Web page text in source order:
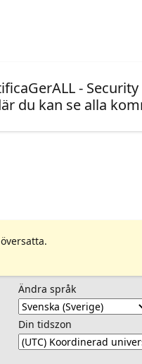
- Security
du kan se alla
Ändra språk
Din tidszon